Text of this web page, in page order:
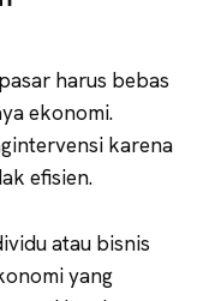
harus bebas
ekonomi.
karena
efisien.
atau bisnis
yang